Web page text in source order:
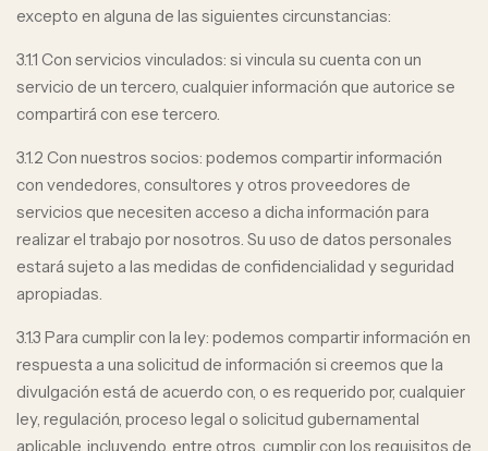
excepto en alguna de las siguientes circunstancias:
3.1.1 Con servicios vinculados: si vincula su cuenta con un
servicio de un tercero, cualquier información que autorice se
compartirá con ese tercero.
3.1.2 Con nuestros socios: podemos compartir información
con vendedores, consultores y otros proveedores de
servicios que necesiten acceso a dicha información para
realizar el trabajo por nosotros. Su uso de datos personales
estará sujeto a las medidas de confidencialidad y seguridad
apropiadas.
3.1.3 Para cumplir con la ley: podemos compartir información en
respuesta a una solicitud de información si creemos que la
divulgación está de acuerdo con, o es requerido por, cualquier
ley, regulación, proceso legal o solicitud gubernamental
aplicable, incluyendo, entre otros, cumplir con los requisitos de